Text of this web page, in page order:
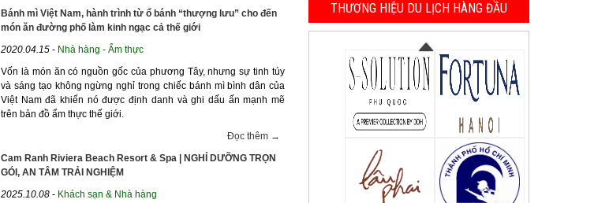
Bánh mì Việt Nam, hành trình từ ổ bánh “thượng lưu” cho đến
món ăn đường phố làm kinh ngạc cả thế giới
2020.04.15 - Nhà hàng - Ẩm thực
Vốn là món ăn có nguồn gốc của phương Tây, nhưng sự tinh túy
và sáng tạo không ngừng nghỉ trong chiếc bánh mì bình dân của
Việt Nam đã khiến nó được định danh và ghi dấu ấn mạnh mẽ
trên bản đồ ẩm thực thế giới.
Đọc thêm →
Cam Ranh Riviera Beach Resort & Spa | NGHỈ DƯỠNG TRỌN
GÓI, AN TÂM TRẢI NGHIỆM
2025.10.08 - Khách sạn & Nhà hàng
THƯƠNG HIỆU DU LỊCH HÀNG ĐẦU